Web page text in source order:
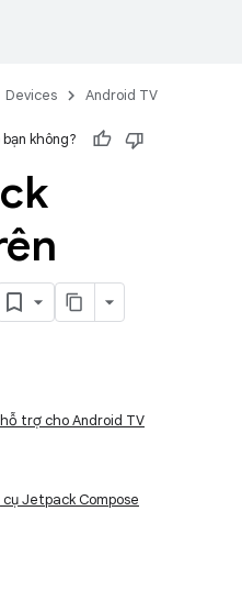
Devices Android TV
không?
trợ cho Android TV
Jetpack Compose